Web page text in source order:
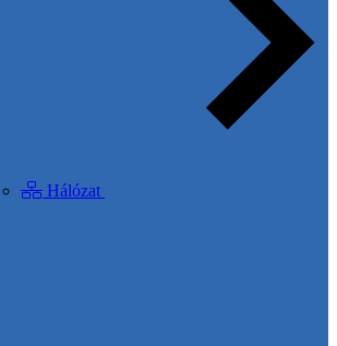
Hálózat